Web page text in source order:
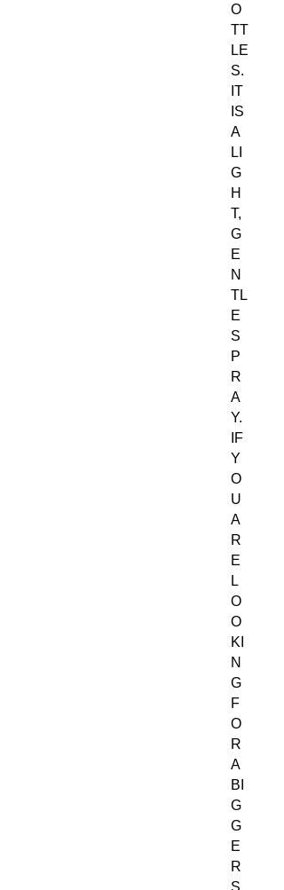
O
TT
LE
S.
IT
IS
A
LI
G
H
T,
G
E
N
TL
E
S
P
R
A
Y.
IF
Y
O
U
A
R
E
L
O
O
KI
N
G
F
O
R
A
BI
G
G
E
R
S